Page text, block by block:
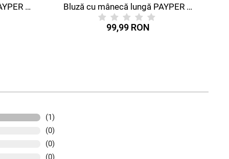
Bluză cu mânecă lungă PAYPER MISTRAL+ ALBASTRU MARIN
(1)
(0)
(0)
(0)